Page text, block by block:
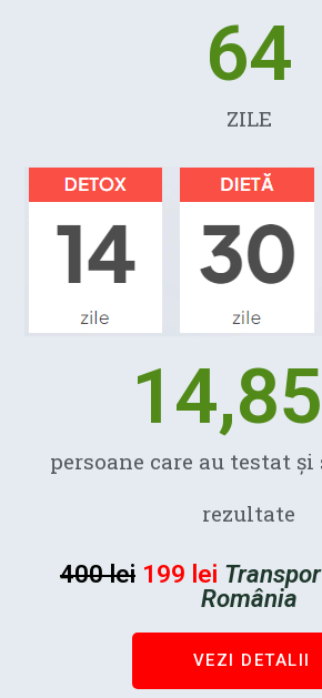
64
ZILE
persoane care au testat și
rezultate
400 lei 199 lei
România
VEZI DETALII